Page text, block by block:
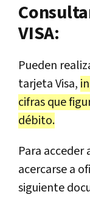
VISA:
Pueden
tarjeta Visa,
cifras que
débito.
Para acceder
acercarse a
siguiente